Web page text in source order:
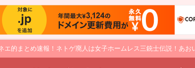
的まとめ速報！ネトゲ廃人は女子ホームレス三銃士伝説！あお